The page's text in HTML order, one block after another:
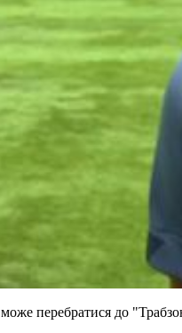
може перебратися до